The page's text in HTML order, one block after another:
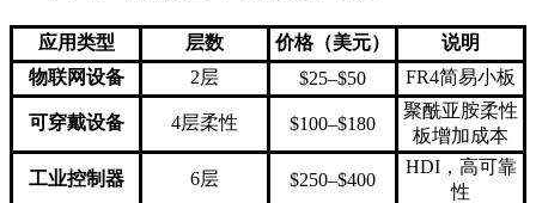
应用类型 层数 价格（美元）
说明
物联网设备
2层 $25–$50 FR4简易小板
可穿戴设备 4层柔性 $100–$180
聚酰亚胺柔性
板增加成本
工业控制器 6层 $250–$400
HDI，高可靠
性